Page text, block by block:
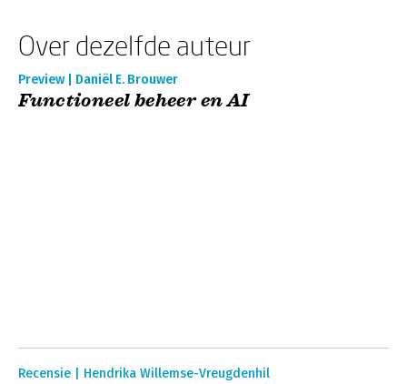
Over dezelfde auteur
Preview | Daniël E. Brouwer
Functioneel beheer en AI
Recensie | Hendrika Willemse-Vreugdenhil